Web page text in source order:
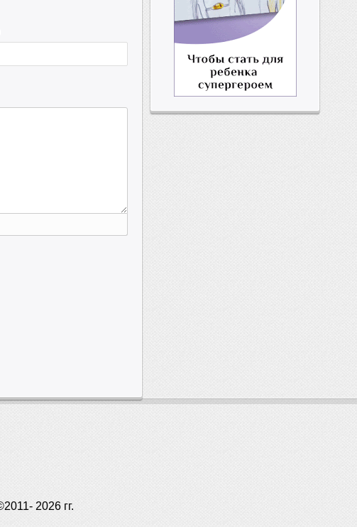
2026 гг.